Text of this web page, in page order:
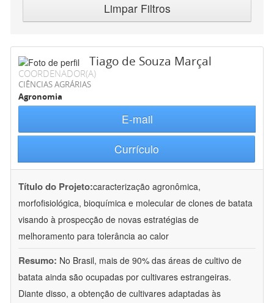
Limpar Filtros
Tiago de Souza Marçal
COORDENADOR(A)
CIÊNCIAS AGRÁRIAS
Agronomia
E-mail
Currículo
Título do Projeto:caracterização agronômica,
morfofisiológica, bioquímica e molecular de clones de batata
visando à prospecção de novas estratégias de
melhoramento para tolerância ao calor
Resumo: No Brasil, mais de 90% das áreas de cultivo de
batata ainda são ocupadas por cultivares estrangeiras.
Diante disso, a obtenção de cultivares adaptadas às